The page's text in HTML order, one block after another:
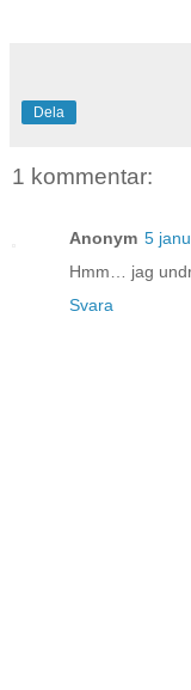
Dela
1 kommentar:
Anonym 5
Hmm… jag
Svara